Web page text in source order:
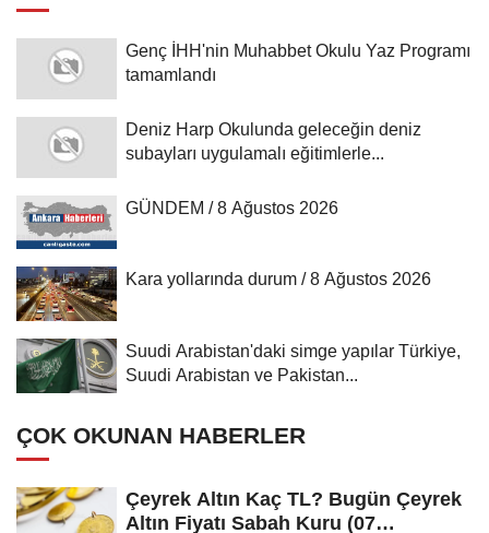
Genç İHH'nin Muhabbet Okulu Yaz Programı
tamamlandı
Deniz Harp Okulunda geleceğin deniz
subayları uygulamalı eğitimlerle...
GÜNDEM / 8 Ağustos 2026
Kara yollarında durum / 8 Ağustos 2026
Suudi Arabistan'daki simge yapılar Türkiye,
Suudi Arabistan ve Pakistan...
ÇOK OKUNAN HABERLER
Çeyrek Altın Kaç TL? Bugün Çeyrek
Altın Fiyatı Sabah Kuru (07